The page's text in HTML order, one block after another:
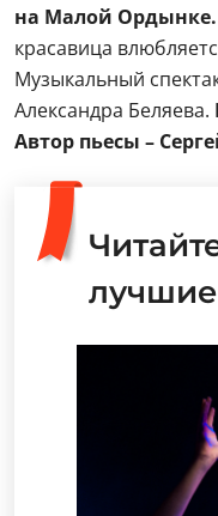
на Малой Ордынке.
красавица
Музыкальный
Александра Беляева.
Автор пьесы –